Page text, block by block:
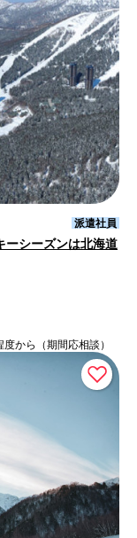
派遣社員
ーシーズンは北海道
から（期間応相談）